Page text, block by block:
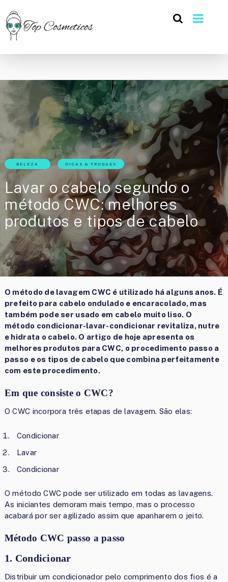
BELEZA DICAS & TRUQUES
Lavar o cabelo segundo o
método CWC: melhores
produtos e tipos de cabelo
O método de lavagem CWC é utilizado há alguns anos. É
prefeito para cabelo ondulado e encaracolado, mas
também pode ser usado em cabelo muito liso. O
método condicionar-lavar-condicionar revitaliza, nutre
e hidrata o cabelo. O artigo de hoje apresenta os
melhores produtos para CWC, o procedimento passo a
passo e os tipos de cabelo que combina perfeitamente
com este procedimento.
Em que consiste o CWC?
O CWC incorpora três etapas de lavagem. São elas:
Condicionar
Lavar
Condicionar
O método CWC pode ser utilizado em todas as lavagens.
As iniciantes demoram mais tempo, mas o processo
acabará por ser agilizado assim que apanharem o jeito.
Método CWC passo a passo
1. Condicionar
Distribuir um condicionador pelo comprimento dos fios é a